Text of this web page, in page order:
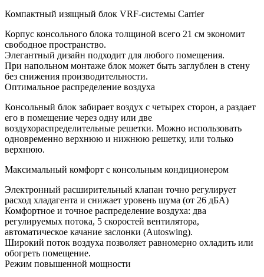
Компактный изящный блок VRF-системы Carrier
Корпус консольного блока толщиной всего 21 см экономит
свободное пространство.
Элегантный дизайн подходит для любого помещения.
При напольном монтаже блок может быть заглублен в стену
без снижения производительности.
Оптимальное распределение воздуха
Консольный блок забирает воздух с четырех сторон, а раздает
его в помещение через одну или две
воздухораспределительные решетки. Можно использовать
одновременно верхнюю и нижнюю решетку, или только
верхнюю.
Максимальный комфорт с консольным кондиционером
Электронный расширительный клапан точно регулирует
расход хладагента и снижает уровень шума (от 26 дБА)
Комфортное и точное распределение воздуха: два
регулируемых потока, 5 скоростей вентилятора,
автоматическое качание заслонки (Autoswing).
Широкий поток воздуха позволяет равномерно охладить или
обогреть помещение.
Режим повышенной мощности